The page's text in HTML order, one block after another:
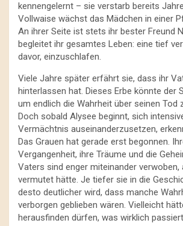
kennengelernt – sie verstarb bereits
Vollwaise wächst das Mädchen in einer
An ihrer Seite ist stets ihr bester Freund
begleitet ihr gesamtes Leben: eine tief
davor, einzuschlafen.
Viele Jahre später erfährt sie, dass ihr
hinterlassen hat. Dieses Erbe könnte der
um endlich die Wahrheit über seinen Tod
Doch sobald Alysee beginnt, sich
Vermächtnis auseinanderzusetzen,
Das Grauen hat gerade erst begonnen.
Vergangenheit, ihre Träume und die
Vaters sind enger miteinander verwoben,
vermutet hätte. Je tiefer sie in die
desto deutlicher wird, dass manche
verborgen geblieben wären. Vielleicht
herausfinden dürfen, was wirklich